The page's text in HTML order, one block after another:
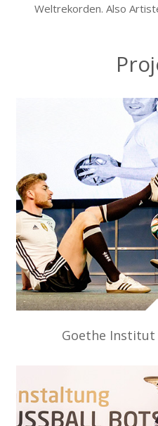
Weltrekorden. Also
Goethe Institut